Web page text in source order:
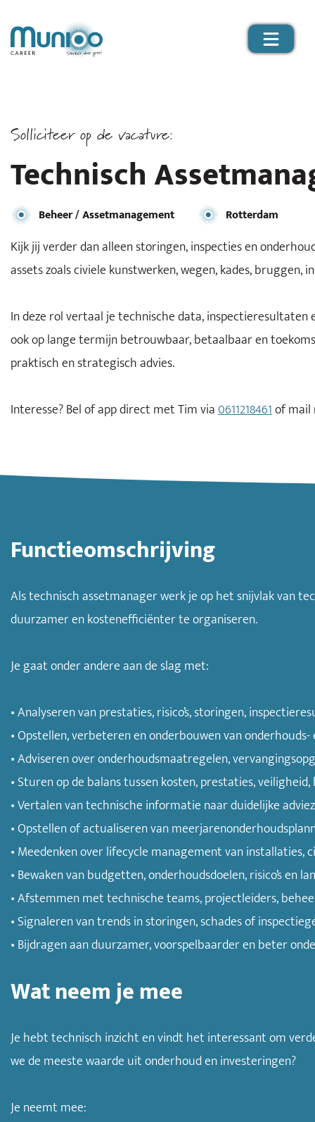
Solliciteer op de vacature:
Technisch
Beheer / Assetmanagement Rotterdam
Kijk jij verder dan alleen storingen, inspecties en
assets zoals civiele kunstwerken, wegen, kades,
In deze rol vertaal je technische data,
ook op lange termijn betrouwbaar, betaalbaar en
praktisch en strategisch advies.
Interesse? Bel of app direct met Tim via0611218461of
Functieomschrijving
Als technisch assetmanager werk je op het snijvlak van
duurzamer en kostenefficiënter te organiseren.
Je gaat onder andere aan de slag met:
• Analyseren van prestaties, risico’s, storingen,
• Opstellen, verbeteren en onderbouwen van
• Adviseren over onderhoudsmaatregelen,
• Sturen op de balans tussen kosten, prestaties,
• Vertalen van technische informatie naar duidelijke
• Opstellen of actualiseren van
• Meedenken over lifecycle management van
• Bewaken van budgetten, onderhoudsdoelen, risico’s en
• Afstemmen met technische teams, projectleiders,
• Signaleren van trends in storingen, schades of
• Bijdragen aan duurzamer, voorspelbaarder en beter
Wat neem je mee
Je hebt technisch inzicht en vindt het interessant om
we de meeste waarde uit onderhoud en investeringen?
Je neemt mee: